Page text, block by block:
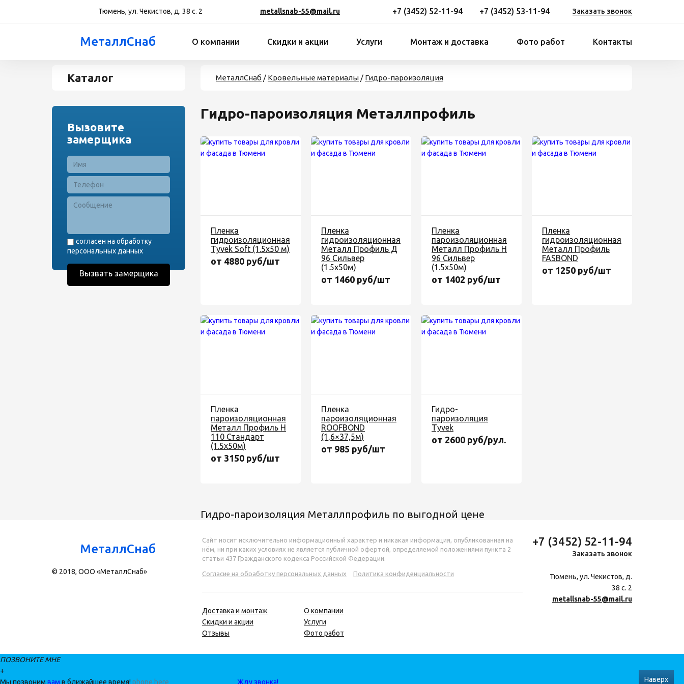
Тюмень, ул. Чекистов, д. 38 с. 2 metallsnab-55@mail.ru +7 (3452) 52-11-94 +7 (3452) 53-11-94 Заказать звонок
МеталлСнаб О компании Скидки и акции Услуги Монтаж и доставка Фото работ Контакты
МеталлСнаб / Кровельные материалы / Гидро-пароизоляция
Гидро-пароизоляция Металлпрофиль
Пленка
гидроизоляционная
Tyvek Soft (1.5х50 м)
от 4880 руб/шт
Пленка
гидроизоляционная
Металл Профиль Д
96 Сильвер
(1.5х50м)
от 1460 руб/шт
Пленка
пароизоляционная
Металл Профиль Н
96 Сильвер
(1.5х50м)
от 1402 руб/шт
Пленка
гидроизоляционная
Металл Профиль
FASBOND
от 1250 руб/шт
Пленка
пароизоляционная
Металл Профиль Н
110 Стандарт
(1.5х50м)
от 3150 руб/шт
Пленка
пароизоляционная
ROOFBOND
(1,6×37,5м)
от 985 руб/шт
Гидро-
пароизоляция
Tyvek
от 2600 руб/рул.
Гидро-пароизоляция Металлпрофиль по выгодной цене
Каталог
Вызовите
замерщика
согласен на обработку
персональных данных
МеталлСнаб
© 2018, ООО «МеталлСнаб»
Сайт носит исключительно информационный характер и никакая информация, опубликованная на
нём, ни при каких условиях не является публичной офертой, определяемой положениями пункта 2
статьи 437 Гражданского кодекса Российской Федерации.
Согласие на обработку персональных данных Политика конфиденциальности
Доставка и монтаж
Скидки и акции
Отзывы
О компании
Услуги
Фото работ
+7 (3452) 52-11-94
Заказать звонок
Тюмень, ул. Чекистов, д.
38 с. 2
metallsnab-55@mail.ru
Наверх
ПОЗВОНИТЕ МНЕ
+
Мы позвоним вам в ближайшее время! Жду звонка!